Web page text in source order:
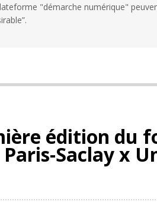
"démarche numérique"
édition du
Saclay x